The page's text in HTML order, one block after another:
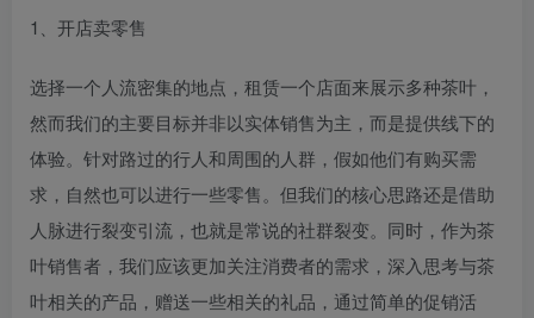
1、开店卖零售
选择一个人流密集的地点，租赁一个店面来展示多种茶叶，
然而我们的主要目标并非以实体销售为主，而是提供线下的
体验。针对路过的行人和周围的人群，假如他们有购买需
求，自然也可以进行一些零售。但我们的核心思路还是借助
人脉进行裂变引流，也就是常说的社群裂变。同时，作为茶
叶销售者，我们应该更加关注消费者的需求，深入思考与茶
叶相关的产品，赠送一些相关的礼品，通过简单的促销活